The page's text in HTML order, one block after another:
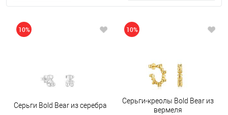
10%
Серьги Bold Bear из серебра
10%
Серьги-креолы Bold Bear из
вермеля